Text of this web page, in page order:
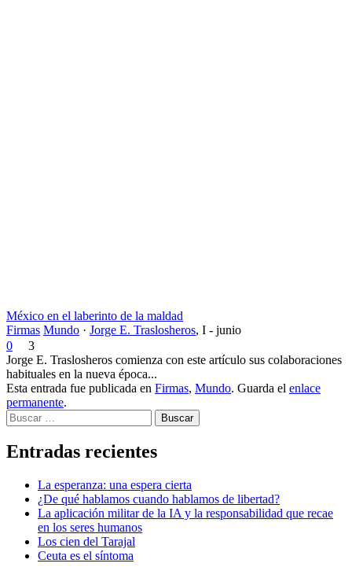
México en el laberinto de la maldad
Firmas Mundo · Jorge E. Traslosheros, I - junio
0
3
Jorge E. Traslosheros comienza con este artículo sus colaboraciones
habituales en la nueva época...
Esta entrada fue publicada en Firmas, Mundo. Guarda el enlace
permanente.
Buscar
Entradas recientes
La esperanza: una espera cierta
¿De qué hablamos cuando hablamos de libertad?
La aplicación militar de la IA y la responsabilidad que recae
en los seres humanos
Los cien del Tarajal
Ceuta es el síntoma